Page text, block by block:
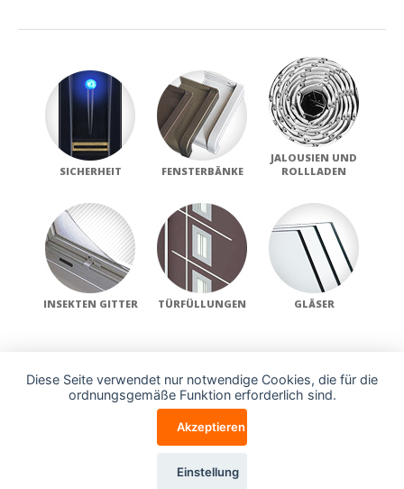
SICHERHEIT FENSTERBÄNKE
JALOUSIEN UND
ROLLLADEN
INSEKTEN GITTER TÜRFÜLLUNGEN GLÄSER
Fenster Türen Kontakt
Diese Seite verwendet nur notwendige Cookies, die für die
ordnungsgemäße Funktion erforderlich sind.
Akzeptieren
Einstellung